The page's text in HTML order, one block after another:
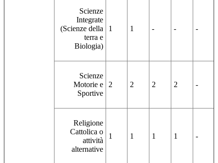
Scienze
Integrate
(Scienze della
terra e
Biologia)
1 1 - - -
Scienze
Motorie e
Sportive
2 2 2 2 -
Religione
Cattolica o
attività
alternative
1 1 1 1 -